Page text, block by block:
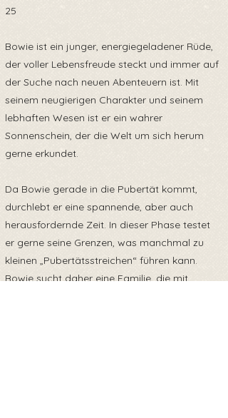
25
Bowie ist ein junger, energiegeladener Rüde,
der voller Lebensfreude steckt und immer auf
der Suche nach neuen Abenteuern ist. Mit
seinem neugierigen Charakter und seinem
lebhaften Wesen ist er ein wahrer
Sonnenschein, der die Welt um sich herum
gerne erkundet.
Da Bowie gerade in die Pubertät kommt,
durchlebt er eine spannende, aber auch
herausfordernde Zeit. In dieser Phase testet
er gerne seine Grenzen, was manchmal zu
kleinen „Pubertätsstreichen“ führen kann.
Bowie sucht daher eine Familie, die mit